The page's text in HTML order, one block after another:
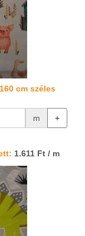
cm széles
m +
1.611 Ft / m